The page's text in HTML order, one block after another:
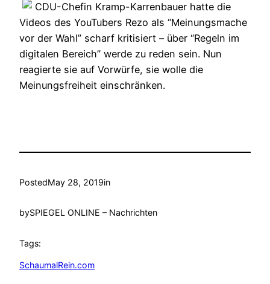
CDU-Chefin Kramp-Karrenbauer hatte die
Videos des YouTubers Rezo als “Meinungsmache
vor der Wahl” scharf kritisiert – über “Regeln im
digitalen Bereich” werde zu reden sein. Nun
reagierte sie auf Vorwürfe, sie wolle die
Meinungsfreiheit einschränken.
PostedMay 28, 2019in
bySPIEGEL ONLINE – Nachrichten
Tags:
SchaumalRein.com